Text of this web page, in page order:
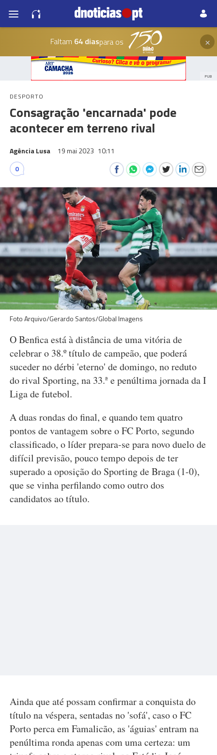
Faltam 64 diaspara os ×
PUB
DESPORTO
Consagração 'encarnada' pode
acontecer em terreno rival
Agência Lusa 19 mai 2023 10:11
0
Foto Arquivo/Gerardo Santos/Global Imagens
O Benfica está à distância de uma vitória de
celebrar o 38.º título de campeão, que poderá
suceder no dérbi 'eterno' de domingo, no reduto
do rival Sporting, na 33.ª e penúltima jornada da I
Liga de futebol.
A duas rondas do final, e quando tem quatro
pontos de vantagem sobre o FC Porto, segundo
classificado, o líder prepara-se para novo duelo de
difícil previsão, pouco tempo depois de ter
superado a oposição do Sporting de Braga (1-0),
que se vinha perfilando como outro dos
candidatos ao título.
Ainda que até possam confirmar a conquista do
título na véspera, sentadas no 'sofá', caso o FC
Porto perca em Famalicão, as 'águias' entram na
penúltima ronda apenas com uma certeza: um